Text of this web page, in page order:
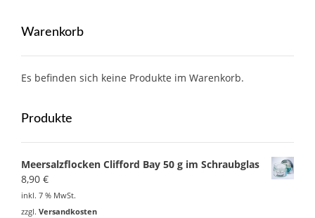
Warenkorb
Es befinden sich keine Produkte im Warenkorb.
Produkte
Meersalzflocken Clifford Bay 50 g im Schraubglas
8,90 €
inkl. 7 % MwSt.
zzgl. Versandkosten